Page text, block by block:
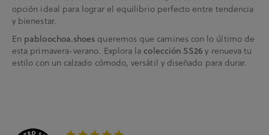
opción ideal para lograr el equilibrio perfecto entre tendencia
y bienestar.
En pabloochoa.shoes queremos que camines con lo último de
esta primavera-verano. Explora lacolección SS26 y renueva tu
estilo con un calzado cómodo, versátil y diseñado para durar.